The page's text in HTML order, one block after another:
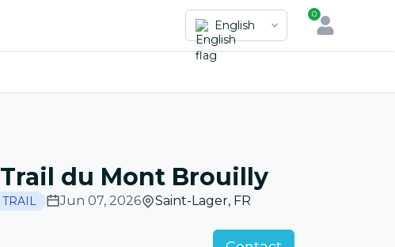
English
0
Trail du Mont Brouilly
TRAIL Jun 07, 2026 Saint-Lager, FR